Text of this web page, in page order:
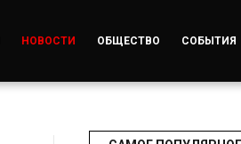
НОВОСТИ ОБЩЕСТВО СОБЫТИЯ